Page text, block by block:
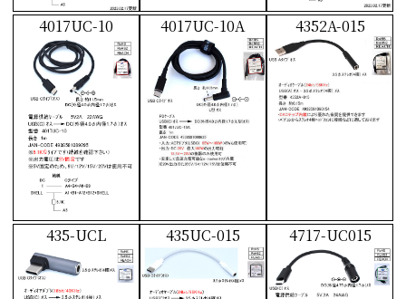
4017UC-10 4017UC-10A 4352A-015
435-UCL 435UC-015 4717-UC015